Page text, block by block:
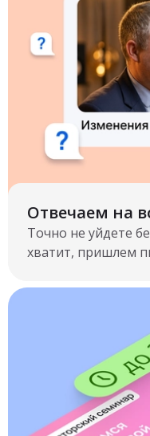
Отвечаем на
Точно не уйдете
хватит, пришлем